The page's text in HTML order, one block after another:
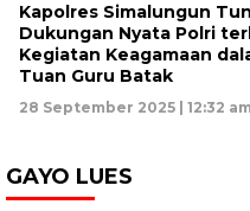
Kapolres Simalungun
Dukungan Nyata Polri
Kegiatan Keagamaan
Tuan Guru Batak
28 September 2025 | 12:32
GAYO LUES